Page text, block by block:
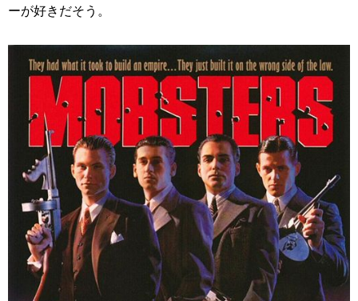
ーが好きだそう。